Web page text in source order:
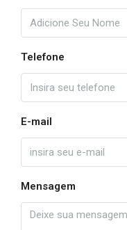
Telefone
E-mail
Mensagem